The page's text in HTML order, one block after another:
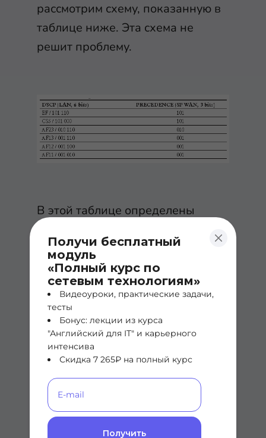
Получи бесплатный
модуль
«Полный курс по
сетевым технологиям»
Видеоуроки, практические задачи,
тесты
Бонус: лекции из курса
"Английский для IT" и карьерного
интенсива
Скидка 7 265₽ на полный курс
Получить
рассмотрим схему, показанную в
таблице ниже. Эта схема не
решит проблему.
В этой таблице определены
DSCP для использования в
локальной сети. Однако эти
шесть уникальных значений
уменьшаются до трех
уникальных значений, если
только первые три бита
учитываются поставщиком услуг.
Это означает, что некоторый
трафик, который до попадания в
сеть провайдера мог